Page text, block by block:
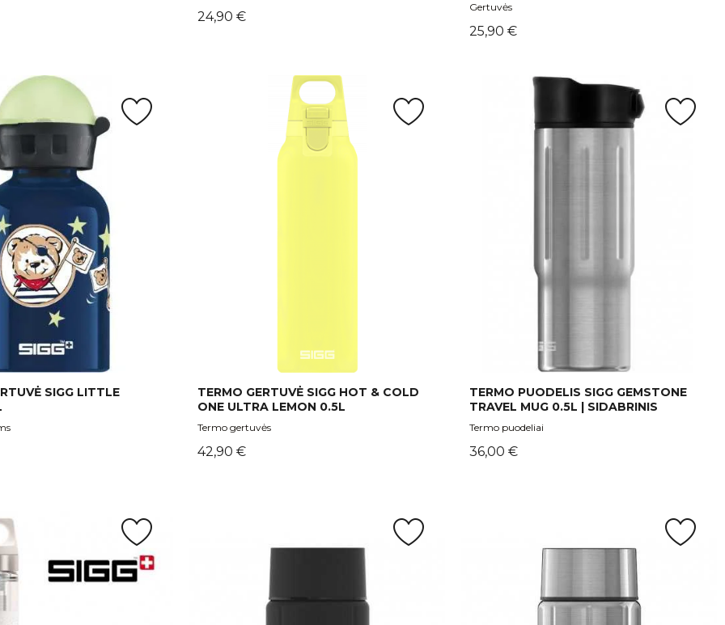
Kaina
24,90 €
Gertuvės
Kaina
25,90 €
SIGG LITTLE
TERMO GERTUVĖ SIGG HOT & COLD
ONE ULTRA LEMON 0.5L
Termo gertuvės
Kaina
42,90 €
TERMO PUODELIS SIGG GEMSTONE
TRAVEL MUG 0.5L | SIDABRINIS
Termo puodeliai
Kaina
36,00 €